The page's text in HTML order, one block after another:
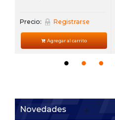
Precio: Registrarse
Agregar al carrito
Novedades